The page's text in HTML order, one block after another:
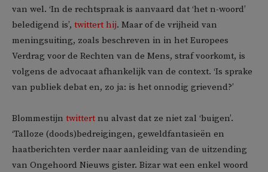
van wel. ‘In de rechtspraak is aanvaard dat ‘het n-woord’
beledigend is’, twittert hij. Maar of de vrijheid van
meningsuiting, zoals beschreven in in het Europees
Verdrag voor de Rechten van de Mens, straf voorkomt, is
volgens de advocaat afhankelijk van de context. ‘Is sprake
van publiek debat en, zo ja: is het onnodig grievend?’
Blommestijn twittert nu alvast dat ze niet zal ‘buigen’.
‘Talloze (doods)bedreigingen, geweldfantasieën en
haatberichten verder naar aanleiding van de uitzending
van Ongehoord Nieuws gister. Bizar wat een enkel woord